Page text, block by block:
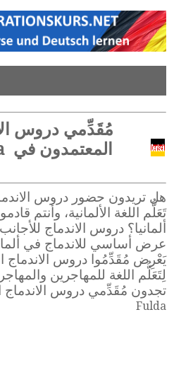
مُقَدِّمي دروس
المعتمدون في Fulda
تَعَلُّم اللغة الألمانية، وأنتم
يَعْرِض مُقَدِّمُوا دروس الاندماج
لِتَعَلُّم اللغة للمهاجرين
تجدون مُقَدِّمي دروس الاندماج
Fulda